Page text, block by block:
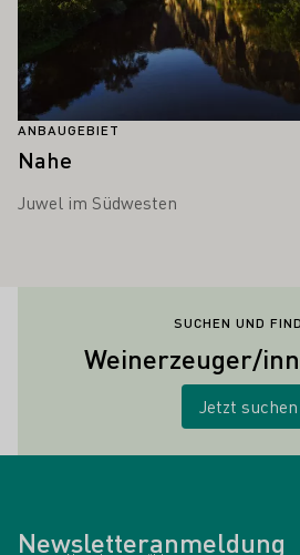
ANBAUGEBIET
Nahe
Juwel im Südwesten
SUCHEN UND
Weinerzeuger/
Jetzt suchen
Newsletteranmeldung